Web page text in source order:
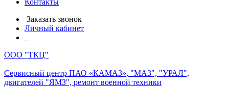
Контакты
Заказать звонок
Личный кабинет
ООО "ТКЦ"
Сервисный центр ПАО «КАМАЗ», "МАЗ", "УРАЛ",
двигателей "ЯМЗ", ремонт военной техники